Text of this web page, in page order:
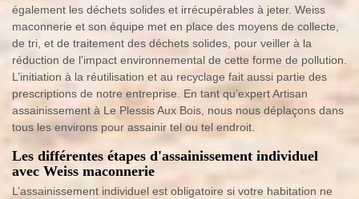
également les déchets solides et irrécupérables à jeter. Weiss
maconnerie et son équipe met en place des moyens de collecte,
de tri, et de traitement des déchets solides, pour veiller à la
réduction de l'impact environnemental de cette forme de pollution.
L’initiation à la réutilisation et au recyclage fait aussi partie des
prescriptions de notre entreprise. En tant qu’expert Artisan
assainissement à Le Plessis Aux Bois, nous nous déplaçons dans
tous les environs pour assainir tel ou tel endroit.
Les différentes étapes d'assainissement individuel
avec Weiss maconnerie
L’assainissement individuel est obligatoire si votre habitation ne